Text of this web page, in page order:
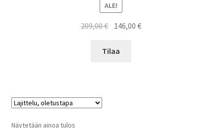
ALE!
209,00€ Alkuperäinen
oli:
146,00€Nykyinen
Tilaa
Näytetään ainoa tulos